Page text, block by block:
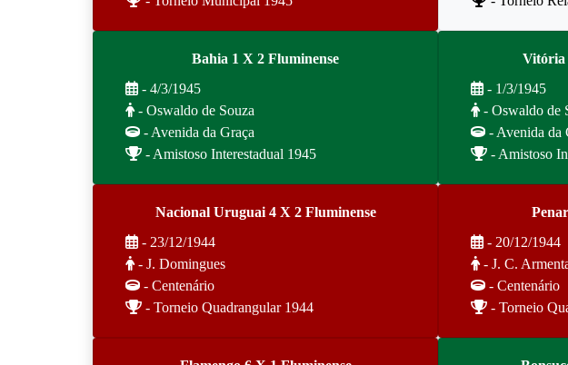
Bahia 1 X 2 Fluminense
- 4/3/1945
- Oswaldo de Souza
- Avenida da Graça
- Amistoso Interestadual 1945
Vitória
- 1/3/1945
- Oswaldo de
- Avenida da
- Amistoso
Nacional Uruguai 4 X 2 Fluminense
- 23/12/1944
- J. Domingues
- Centenário
- Torneio Quadrangular 1944
- 20/12/1944
- J. C.
- Centenário
- Torneio